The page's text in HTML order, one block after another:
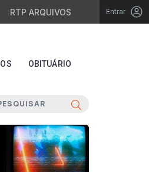
RTP ARQUIVOS Entrar
OBITUÁRIO